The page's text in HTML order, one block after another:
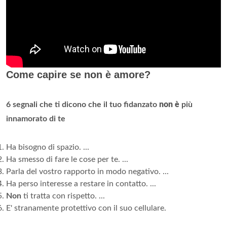
Come capire se non è amore?
6 segnali che ti dicono che il tuo fidanzato non è più
innamorato di te
Ha bisogno di spazio. ...
Ha smesso di fare le cose per te. ...
Parla del vostro rapporto in modo negativo. ...
Ha perso interesse a restare in contatto. ...
Non ti tratta con rispetto. ...
E' stranamente protettivo con il suo cellulare.